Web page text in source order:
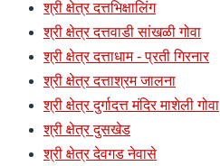
श्री क्षेत्र दत्तभिक्षालिंग
श्री क्षेत्र दत्तवाडी सांखळी गोवा
श्री क्षेत्र दत्ताधाम - प्रती गिरनार
श्री क्षेत्र दत्ताश्रम जालना
श्री क्षेत्र दुर्गादत्त मंदिर माशेली गोवा
श्री क्षेत्र दुसखेड
श्री क्षेत्र देवगड नेवासे